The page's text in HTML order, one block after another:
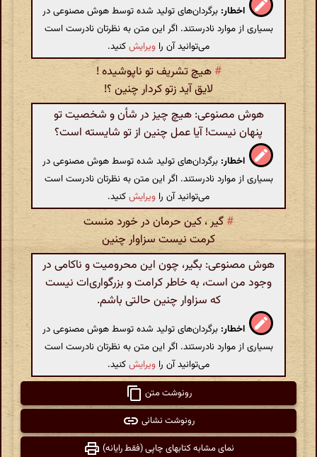
اخطار: برگردان‌های تولید شده توسط هوش مصنوعی در
بسیاری از موارد نادرستند. اگر این متن به نظرتان نادرست است
می‌توانید آن را ویرایشکنید.
# هیچ تشریف تو ناپوشیده !
لایق آید زتو کردار چنین ؟!
هوش مصنوعی: هیچ چیز در شأن و شخصیت تو
پنهان نیست! آیا عمل چنین از تو شایسته است؟
اخطار: برگردان‌های تولید شده توسط هوش مصنوعی در
بسیاری از موارد نادرستند. اگر این متن به نظرتان نادرست است
می‌توانید آن را ویرایشکنید.
# گیر ، کین حرمان در خورد منست
کرمت نیست سزاوار چنین
هوش مصنوعی: بگیر، چون این محرومیت و ناکامی در
وجود من است، به خاطر کرامت و بزرگواری‌ات نیست
که سزاوار چنین حالتی باشم.
اخطار: برگردان‌های تولید شده توسط هوش مصنوعی در
بسیاری از موارد نادرستند. اگر این متن به نظرتان نادرست است
می‌توانید آن را ویرایشکنید.
رونوشت متن
رونوشت نشانی
نمای مشابه کتابهای چاپی (فقط رایانه)